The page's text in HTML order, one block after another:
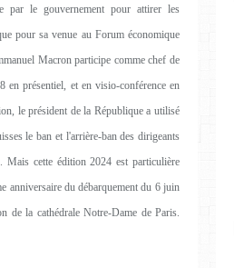
par le gouvernement pour attirer les
pour sa venue au Forum économique
Macron participe comme chef de
présentiel, et en visio-conférence en
le président de la République a utilisé
le ban et l'arrière-ban des dirigeants
cette édition 2024 est particulière
anniversaire du débarquement du 6 juin
de la cathédrale Notre-Dame de Paris.